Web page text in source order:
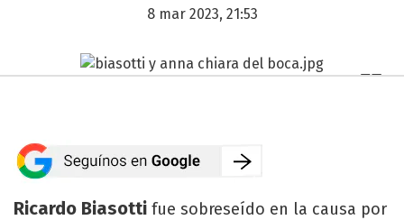
8 mar 2023, 21:53
Ricardo Biasotti fue sobreseído en la causa por